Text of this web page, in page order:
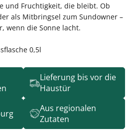
und Fruchtigkeit, die bleibt. Ob
als Mitbringsel zum Sundowner –
wenn die Sonne lacht.
0,5l
Lieferung bis vor die
Haustür
Aus regionalen
Zutaten